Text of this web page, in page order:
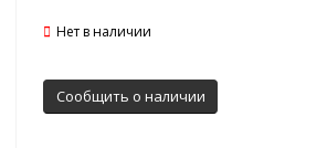
Нет в наличии
Сообщить о наличии